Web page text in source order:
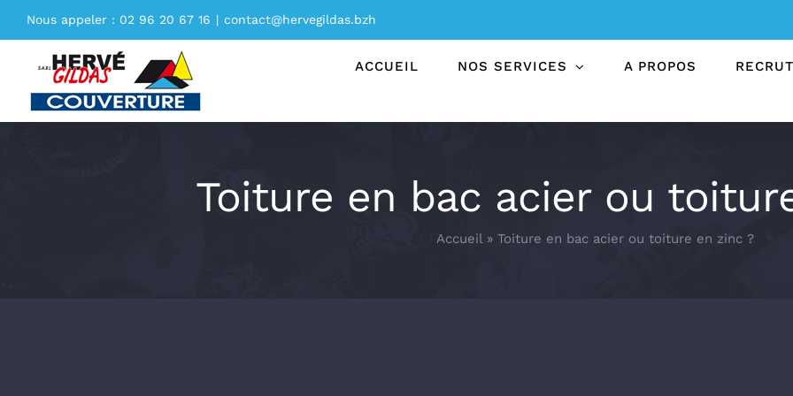
Passer
au
contenu
Nous appeler : 02 96 20 67 16 | contact@hervegildas.bzh
ACCUEIL NOS SERVICES A PROPOS
Toiture en bac acier ou
Accueil» Toiture en bac acier ou toiture en zinc ?